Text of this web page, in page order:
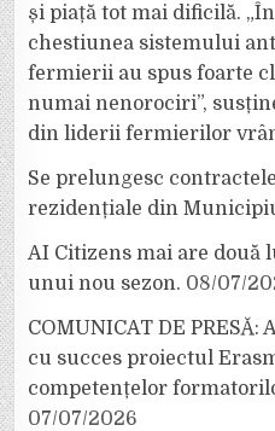
și piață tot mai dificilă.
chestiunea sistemului
fermierii au spus foarte
numai nenorociri”,
din liderii fermierilor
Se prelungesc
rezidențiale din
AI Citizens mai are două
unui nou sezon. 08/07/
COMUNICAT DE
cu succes proiectul
competențelor
07/07/2026